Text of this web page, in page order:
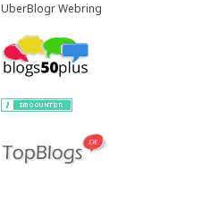
UberBlogr Webring